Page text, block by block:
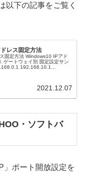
以下の記事をご覧く
レス固定方法
固定方法 Windows10 IPアド
ゲートウェイ別 固定設定サン
192.168.10.1
2021.12.07
・ソフトバ
」ポート開放設定を